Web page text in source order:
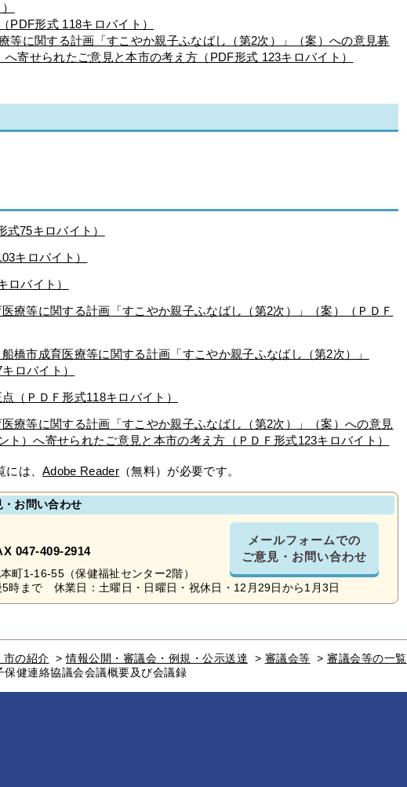
PDF形式 118キロバイト）
等に関する計画「すこやか親子ふなばし（第2次）」（案）への意見募
寄せられたご意見と本市の考え方（PDF形式 123キロバイト）
75キロバイト）
キロバイト）
ロバイト）
療等に関する計画「すこやか親子ふなばし（第2次）」（案）（ＰＤＦ
橋市成育医療等に関する計画「すこやか親子ふなばし（第2次）」
ロバイト）
（ＰＤＦ形式118キロバイト）
療等に関する計画「すこやか親子ふなばし（第2次）」（案）への意見
ト）へ寄せられたご意見と本市の考え方（ＰＤＦ形式123キロバイト）
には、Adobe Reader （無料）が必要です。
お問い合わせ
047-409-2914
メールフォームでの
ご意見・お問い合わせ
町1-16-55（保健福祉センター2階）
時まで 休業日：土曜日・日曜日・祝休日・12月29日から1月3日
市の紹介 >情報公開・審議会・例規・公示送達 > 審議会等 > 審議会等の一覧
保健連絡協議会会議概要及び会議録